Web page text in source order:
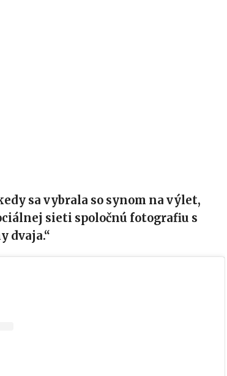
sa vybrala so synom na výlet,
sieti spoločnú fotografiu s
dvaja.“